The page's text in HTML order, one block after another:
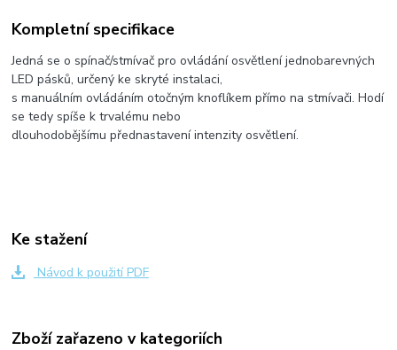
Kompletní specifikace
Jedná se o spínač/stmívač pro ovládání osvětlení jednobarevných
LED pásků, určený ke skryté instalaci,
s manuálním ovládáním otočným knoflíkem přímo na stmívači. Hodí
se tedy spíše k trvalému nebo
dlouhodobějšímu přednastavení intenzity osvětlení.
Ke stažení
Návod k použití PDF
Zboží zařazeno v kategoriích